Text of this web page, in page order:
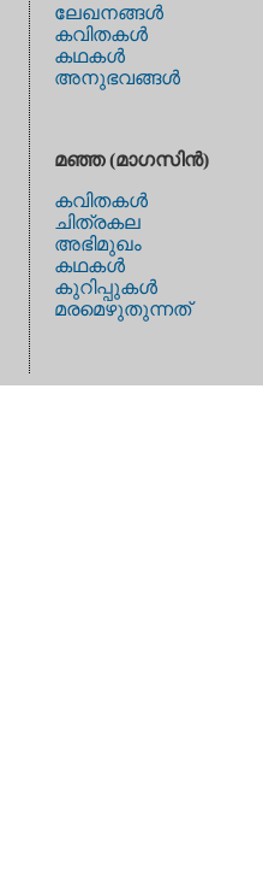
ലേഖനങ്ങള്‍
കവിതകള്‍
കഥകള്‍
അനുഭവങ്ങള്‍
മഞ്ഞ (മാഗസിന്‍)
കവിതകള്‍
ചിത്രകല
അഭിമുഖം
കഥകള്‍
കുറിപ്പുകള്‍
മരമെഴുതുന്നത്